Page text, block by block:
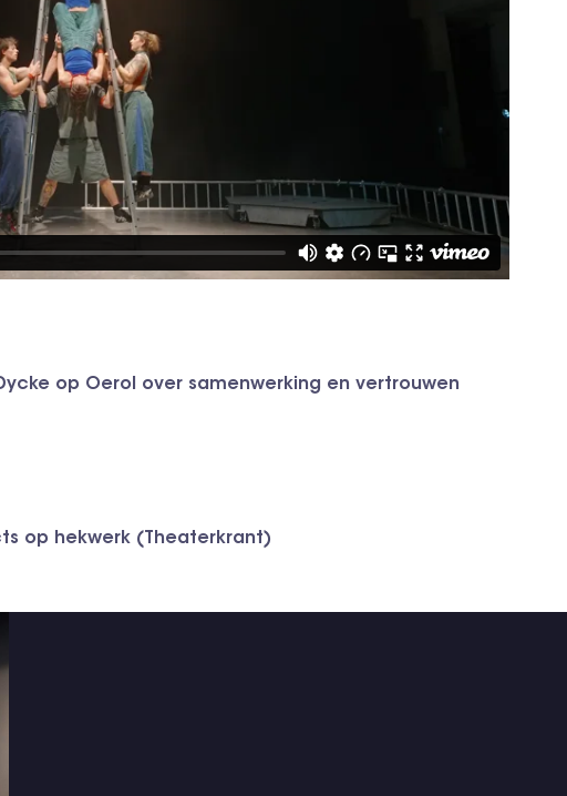
op Oerol over samenwerking en vertrouwen
op hekwerk (Theaterkrant)